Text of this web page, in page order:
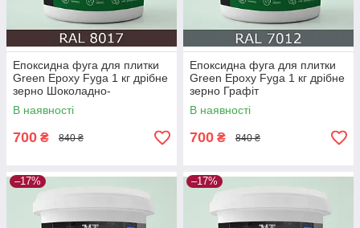
Епоксидна фуга для плитки
Green Epoxy Fyga 1 кг дрібне
зерно Шоколадно-
коричневий
В наявності
700 ₴ 840 ₴
Епоксидна фуга для плитки
Green Epoxy Fyga 1 кг дрібне
зерно Графіт
В наявності
700 ₴ 840 ₴
–17% –17%